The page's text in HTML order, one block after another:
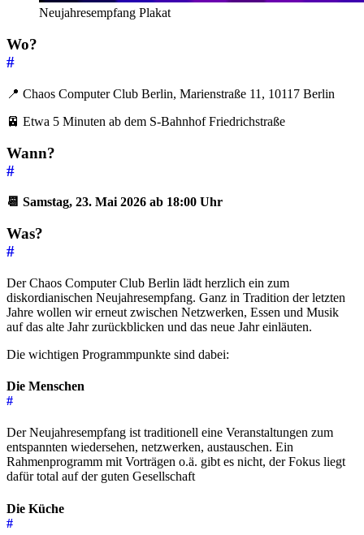
Neujahresempfang Plakat
Wo?
#
📍 Chaos Computer Club Berlin, Marienstraße 11, 10117 Berlin
🚈 Etwa 5 Minuten ab dem S-Bahnhof Friedrichstraße
Wann?
#
📆 Samstag, 23. Mai 2026 ab 18:00 Uhr
Was?
#
Der Chaos Computer Club Berlin lädt herzlich ein zum
diskordianischen Neujahresempfang. Ganz in Tradition der letzten
Jahre wollen wir erneut zwischen Netzwerken, Essen und Musik
auf das alte Jahr zurückblicken und das neue Jahr einläuten.
Die wichtigen Programmpunkte sind dabei:
Die Menschen
#
Der Neujahresempfang ist traditionell eine Veranstaltungen zum
entspannten wiedersehen, netzwerken, austauschen. Ein
Rahmenprogramm mit Vorträgen o.ä. gibt es nicht, der Fokus liegt
dafür total auf der guten Gesellschaft
Die Küche
#